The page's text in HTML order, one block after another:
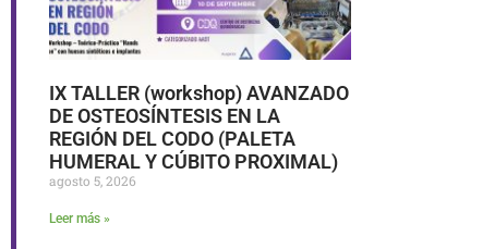
IX TALLER (workshop) AVANZADO
DE OSTEOSÍNTESIS EN LA
REGIÓN DEL CODO (PALETA
HUMERAL Y CÚBITO PROXIMAL)
agosto 5, 2026
Leer más »